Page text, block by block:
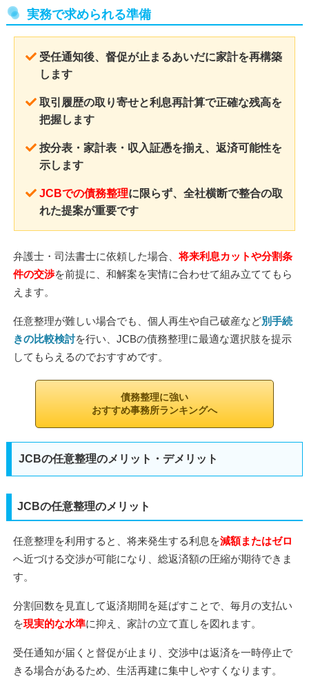
実務で求められる準備
受任通知後、督促が止まるあいだに家計を再構築
します
取引履歴の取り寄せと利息再計算で正確な残高を
把握します
按分表・家計表・収入証憑を揃え、返済可能性を
示します
JCBでの債務整理に限らず、全社横断で整合の取
れた提案が重要です
弁護士・司法書士に依頼した場合、将来利息カットや分割条
件の交渉を前提に、和解案を実情に合わせて組み立ててもら
えます。
任意整理が難しい場合でも、個人再生や自己破産など別手続
きの比較検討を行い、JCBの債務整理に最適な選択肢を提示
してもらえるのでおすすめです。
債務整理に強い
おすすめ事務所ランキングへ
JCBの任意整理のメリット・デメリット
JCBの任意整理のメリット
任意整理を利用すると、将来発生する利息を減額またはゼロ
へ近づける交渉が可能になり、総返済額の圧縮が期待できま
す。
分割回数を見直して返済期間を延ばすことで、毎月の支払い
を現実的な水準に抑え、家計の立て直しを図れます。
受任通知が届くと督促が止まり、交渉中は返済を一時停止で
きる場合があるため、生活再建に集中しやすくなります。